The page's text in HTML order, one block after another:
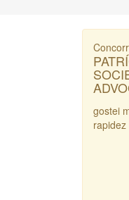
gostei
rapidez